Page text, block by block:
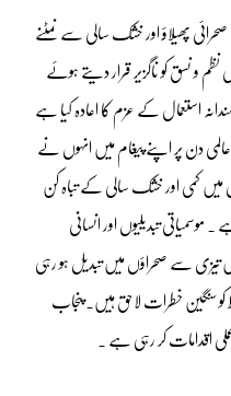
پھیلاؤ اور خشک سالی سے نمٹنے
نظم و نسق کو ناگزیر قرار دیتے ہوئے
استعمال کے عزم کا اعادہ کیا ہے
دن پر اپنے پیغام میں انہوں نے
میں کمی اور خشک سالی کے تباہ کن
تبدیلیوں اور انسانی
تیزی سے صحراؤں میں تبدیل ہو رہی
سنگین خطرات لاحق ہیں۔ پنجاب
اقدامات کر رہی ہے ۔